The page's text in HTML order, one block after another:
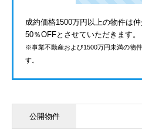
成約価格1500万円以上の物件は
50％OFFとさせていただきます。
※事業不動産および1500万円未満の物
す。
公開物件